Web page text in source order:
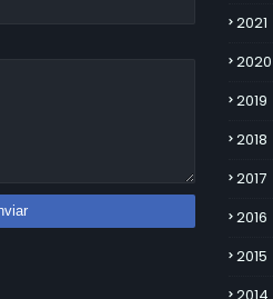
2021
2020
2019
2018
2017
2016
2015